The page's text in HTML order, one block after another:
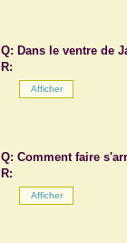
Q: Dans le ventre de
R:
Q: Comment faire
R: